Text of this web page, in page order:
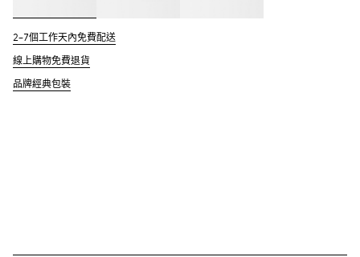
2–7個工作天內免費配送
線上購物免費退貨
品牌經典包裝